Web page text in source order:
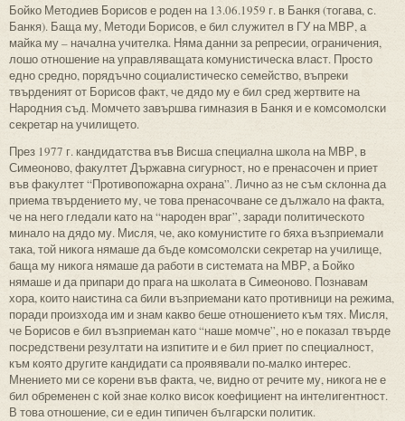
Бойко Методиев Борисов е роден на 13.06.1959 г. в Банкя (тогава, с.
Банкя). Баща му, Методи Борисов, е бил служител в ГУ на МВР, а
майка му – начална учителка. Няма данни за репресии, ограничения,
лошо отношение на управляващата комунистическа власт. Просто
едно средно, порядъчно социалистическо семейство, въпреки
твърденият от Борисов факт, че дядо му е бил сред жертвите на
Народния съд. Момчето завършва гимназия в Банкя и е комсомолски
секретар на училището.
През 1977 г. кандидатства във Висша специална школа на МВР, в
Симеоново, факултет Държавна сигурност, но е пренасочен и приет
във факултет “Противопожарна охрана”. Лично аз не съм склонна да
приема твърдението му, че това пренасочване се дължало на факта,
че на него гледали като на “народен враг”, заради политическото
минало на дядо му. Мисля, че, ако комунистите го бяха възприемали
така, той никога нямаше да бъде комсомолски секретар на училище,
баща му никога нямаше да работи в системата на МВР, а Бойко
нямаше и да припари до прага на школата в Симеоново. Познавам
хора, които наистина са били възприемани като противници на режима,
поради произхода им и знам какво беше отношението към тях. Мисля,
че Борисов е бил възприеман като “наше момче”, но е показал твърде
посредствени резултати на изпитите и е бил приет по специалност,
към която другите кандидати са проявявали по-малко интерес.
Мнението ми се корени във факта, че, видно от речите му, никога не е
бил обременен с кой знае колко висок коефициент на интелигентност.
В това отношение, си е един типичен български политик.